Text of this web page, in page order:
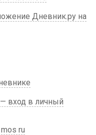
Дневник.ру на
вход в личный
ru